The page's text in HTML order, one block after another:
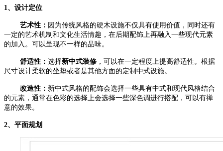
1、 设计定位
艺术性 ： 因为传统风格的硬木设施不仅具有使用价值，同时还有
一定的艺术机制和文化生活情趣，在后期配饰上再融入一些现代元素
的加入。可以呈现不一样的品味。
舒适性： 选择新中式装修 ，可以在一定程度上提高舒适性。根据
尺寸设计柔软的坐垫或者是其他方面的定制中式设施。
改造性： 新中式风格的配饰会选择一些具有中式和现代风格结合
的元素，通常在色彩的选择上会选择一些深色调进行搭配，可以有禅
意的效果。
2、 平面规划